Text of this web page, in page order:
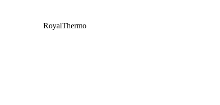
RoyalThermo